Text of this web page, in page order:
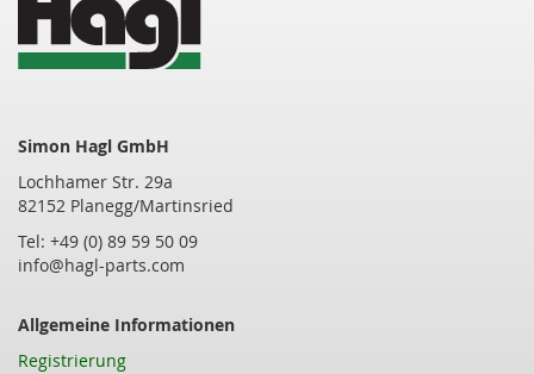
Simon Hagl GmbH
Lochhamer Str. 29a
82152 Planegg/Martinsried
Tel: +49 (0) 89 59 50 09
info@hagl-parts.com
Allgemeine Informationen
Registrierung